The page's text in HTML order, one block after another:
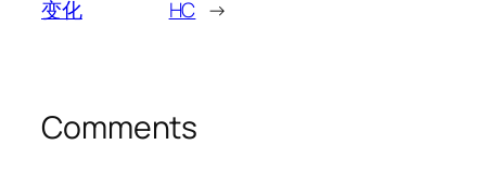
变化
HC →
Comments